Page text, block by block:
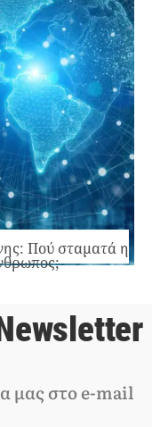
Πού σταματά η
μας στο e-mail